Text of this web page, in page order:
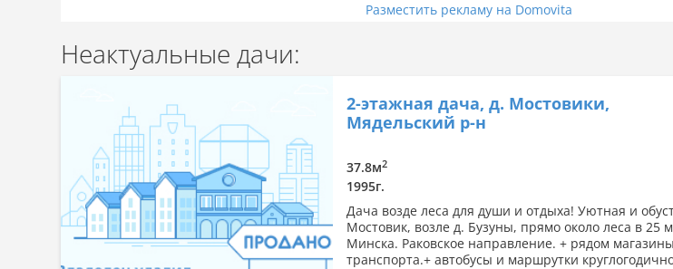
Разместить рекламу на Domovita
Неактуальные дачи:
2-этажная дача, д. Мостовики,
Мядельский р-н
37.8м2
1995г.
Дача возде леса для души и отдыха! Уютная и
Мостовик, возле д. Бузуны, прямо около леса в 25
Минска. Раковское направление. + рядом
транспорта.+ автобусы и маршрутки